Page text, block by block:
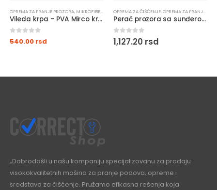
OPREMA ZA PRANJE PROZORA, MIKROFIBER KRPE ,OPREMA ZA ČIŠĆENJE
Vileda krpa – PVA Mirco krpa
0 out of 5
540.00 rsd
OPREMA ZA ČIŠĆENJE,OPREMA ZA PRANJE PROZORA
Perač prozora sa sunđerom 22 cm
0 out of 5
1,127.20 rsd
„Dobrodošli u našu kompaniju specijalizovanu za prodaju
visokokvalitetnih mašina za pranje podova, opreme i
sredstava za čišćenje. Pružamo efikasna rešenja koja